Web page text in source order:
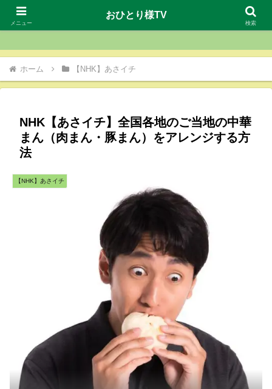
おひとり様TV
ホーム 【NHK】あさイチ
NHK【あさイチ】全国各地のご当地の中華
まん（肉まん・豚まん）をアレンジする方
法
【NHK】あさイチ
メニュー
おひとり様TV
検索